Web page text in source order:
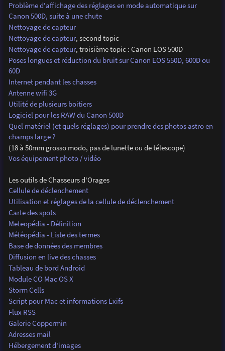
Problème d'affichage des réglages en mode automatique sur
Canon 500D, suite à une chute
Nettoyage de capteur
Nettoyage de capteur, second topic
Nettoyage de capteur, troisième topic : Canon EOS 500D
Poses longues et réduction du bruit sur Canon EOS 550D, 600D ou
60D
Internet pendant les chasses
Antenne wifi 3G
Utilité de plusieurs boitiers
Logiciel pour les RAW du Canon 500D
Quel matériel (et quels réglages) pour prendre des photos astro en
champs large ?
(18 à 50mm grosso modo, pas de lunette ou de télescope)
Vos équipement photo / vidéo
Les outils de Chasseurs d'Orages
Cellule de déclenchement
Utilisation et réglages de la cellule de déclenchement
Carte des spots
Meteopédia - Définition
Météopédia - Liste des termes
Base de données des membres
Diffusion en live des chasses
Tableau de bord Android
Module CO Mac OS X
Storm Cells
Script pour Mac et informations Exifs
Flux RSS
Galerie Coppermin
Adresses mail
Hébergement d'images